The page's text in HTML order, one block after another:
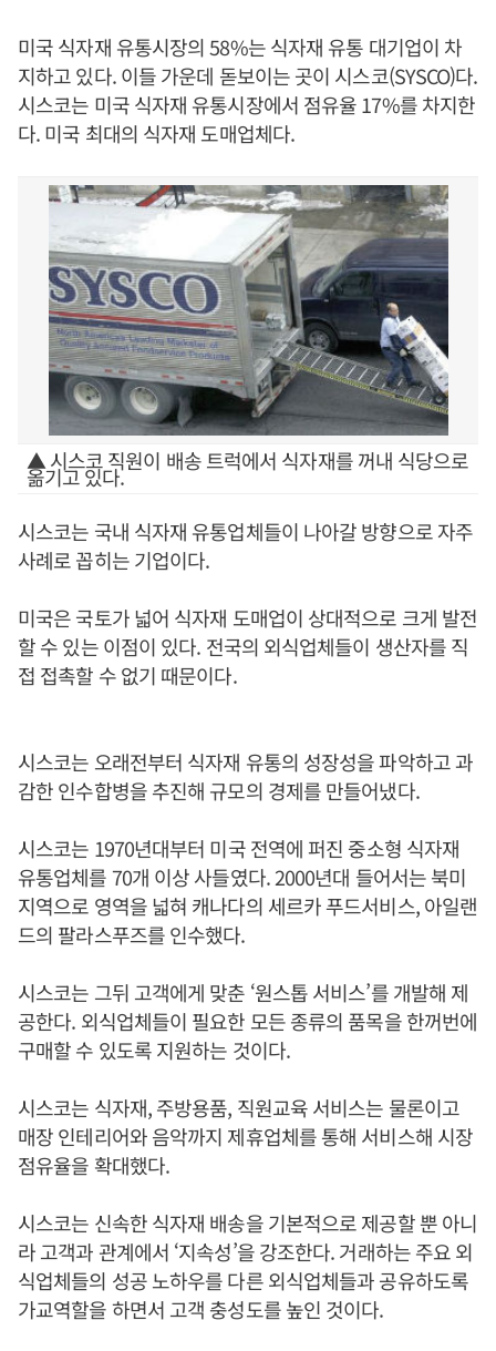
미국 식자재 유통시장의 58%는 식자재 유통 대기업이 차
지하고 있다. 이들 가운데 돋보이는 곳이 시스코(SYSCO)다.
시스코는 미국 식자재 유통시장에서 점유율 17%를 차지한
다. 미국 최대의 식자재 도매업체다.
▲ 시스코 직원이 배송 트럭에서 식자재를 꺼내 식당으로
옮기고 있다.
시스코는 국내 식자재 유통업체들이 나아갈 방향으로 자주
사례로 꼽히는 기업이다.
미국은 국토가 넓어 식자재 도매업이 상대적으로 크게 발전
할 수 있는 이점이 있다. 전국의 외식업체들이 생산자를 직
접 접촉할 수 없기 때문이다.
시스코는 오래전부터 식자재 유통의 성장성을 파악하고 과
감한 인수합병을 추진해 규모의 경제를 만들어냈다.
시스코는 1970년대부터 미국 전역에 퍼진 중소형 식자재
유통업체를 70개 이상 사들였다. 2000년대 들어서는 북미
지역으로 영역을 넓혀 캐나다의 세르카 푸드서비스, 아일랜
드의 팔라스푸즈를 인수했다.
시스코는 그뒤 고객에게 맞춘 ‘원스톱 서비스’를 개발해 제
공한다. 외식업체들이 필요한 모든 종류의 품목을 한꺼번에
구매할 수 있도록 지원하는 것이다.
시스코는 식자재, 주방용품, 직원교육 서비스는 물론이고
매장 인테리어와 음악까지 제휴업체를 통해 서비스해 시장
점유율을 확대했다.
시스코는 신속한 식자재 배송을 기본적으로 제공할 뿐 아니
라 고객과 관계에서 ‘지속성’을 강조한다. 거래하는 주요 외
식업체들의 성공 노하우를 다른 외식업체들과 공유하도록
가교역할을 하면서 고객 충성도를 높인 것이다.